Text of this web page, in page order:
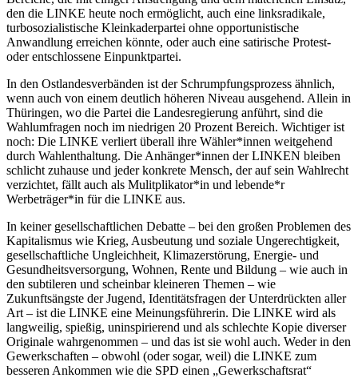
den die LINKE heute noch ermöglicht, auch eine linksradikale,
turbosozialistische Kleinkaderpartei ohne opportunistische
Anwandlung erreichen könnte, oder auch eine satirische Protest-
oder entschlossene Einpunktpartei.
In den Ostlandesverbänden ist der Schrumpfungsprozess ähnlich,
wenn auch von einem deutlich höheren Niveau ausgehend. Allein in
Thüringen, wo die Partei die Landesregierung anführt, sind die
Wahlumfragen noch im niedrigen 20 Prozent Bereich. Wichtiger ist
noch: Die LINKE verliert überall ihre Wähler*innen weitgehend
durch Wahlenthaltung. Die Anhänger*innen der LINKEN bleiben
schlicht zuhause und jeder konkrete Mensch, der auf sein Wahlrecht
verzichtet, fällt auch als Mulitplikator*in und lebende*r
Werbeträger*in für die LINKE aus.
In keiner gesellschaftlichen Debatte – bei den großen Problemen des
Kapitalismus wie Krieg, Ausbeutung und soziale Ungerechtigkeit,
gesellschaftliche Ungleichheit, Klimazerstörung, Energie- und
Gesundheitsversorgung, Wohnen, Rente und Bildung – wie auch in
den subtileren und scheinbar kleineren Themen – wie
Zukunftsängste der Jugend, Identitätsfragen der Unterdrückten aller
Art – ist die LINKE eine Meinungsführerin. Die LINKE wird als
langweilig, spießig, uninspirierend und als schlechte Kopie diverser
Originale wahrgenommen – und das ist sie wohl auch. Weder in den
Gewerkschaften – obwohl (oder sogar, weil) die LINKE zum
besseren Ankommen wie die SPD einen „Gewerkschaftsrat“